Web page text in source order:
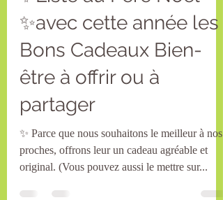
-
2 min de lecture
✨Liste au Père Noël
✨avec cette année les
Bons Cadeaux Bien-
être à offrir ou à
partager